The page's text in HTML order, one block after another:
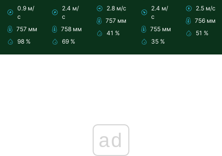
0.9 м/
с
757 мм
98 %
2.4 м/
с
758 мм
69 %
2.8 м/с
757 мм
41 %
2.4 м/
с
755 мм
35 %
2.5 м/с
756 мм
51 %
ad